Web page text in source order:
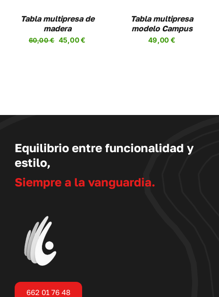
Tabla multipresa de
madera
60,00€ El
45,00€
OPCIONES
SE
ELEGIR
Tabla multipresa
modelo Campus
49,00 €
Equilibrio entre funcionalidad y
estilo,
Siempre a la vanguardia.
662 01 76 48